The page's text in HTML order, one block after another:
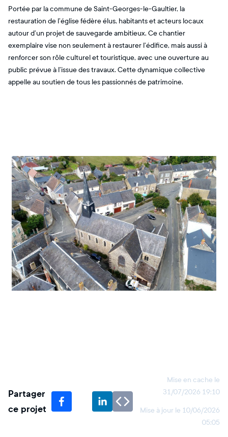
Portée par la commune de Saint-Georges-le-Gaultier, la
restauration de l’église fédère élus, habitants et acteurs locaux
autour d’un projet de sauvegarde ambitieux. Ce chantier
exemplaire vise non seulement à restaurer l’édifice, mais aussi à
renforcer son rôle culturel et touristique, avec une ouverture au
public prévue à l’issue des travaux. Cette dynamique collective
appelle au soutien de tous les passionnés de patrimoine.
Partager
ce projet
Mise en cache le
31/07/2026 19:10
Mise à jour le 10/06/2026
05:05